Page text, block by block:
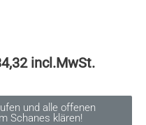
incl.MwSt.
und alle offenen
Schanes klären!